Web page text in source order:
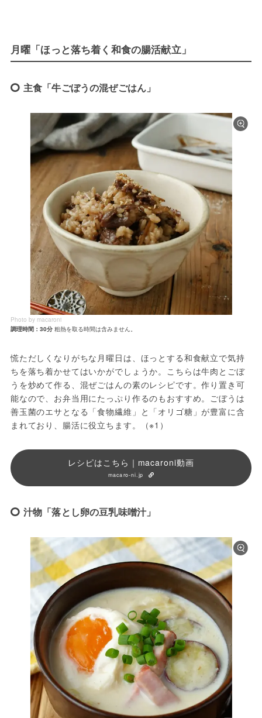
月曜「ほっと落ち着く和食の腸活献立」
主食「牛ごぼうの混ぜごはん」
Photo by macaroni
調理時間：30分粗熱を取る時間は含みません。
慌ただしくなりがちな月曜日は、ほっとする和食献立で気持
ちを落ち着かせてはいかがでしょうか。こちらは牛肉とごぼ
うを炒めて作る、混ぜごはんの素のレシピです。作り置き可
能なので、お弁当用にたっぷり作るのもおすすめ。ごぼうは
善玉菌のエサとなる「食物繊維」と「オリゴ糖」が豊富に含
まれており、腸活に役立ちます。（※1）
レシピはこちら｜macaroni動画
macaro-ni.jp
汁物「落とし卵の豆乳味噌汁」